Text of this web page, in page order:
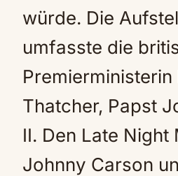
würde. Die
umfasste die
Thatcher, Papst
II. Den Late
Johnny Carson